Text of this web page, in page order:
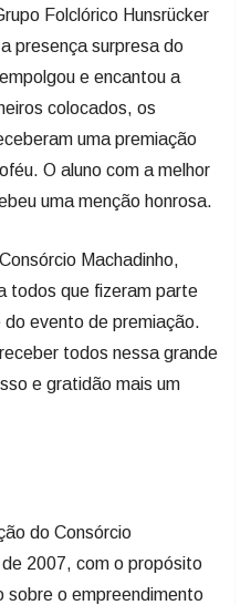
Folclórico Hunsrücker
presença surpresa do
e encantou a
colocados, os
uma premiação
O aluno com a melhor
uma menção honrosa.
Machadinho,
todos que fizeram parte
evento de premiação.
todos nessa grande
e gratidão mais um
do Consórcio
de 2007, com o propósito
sobre o empreendimento